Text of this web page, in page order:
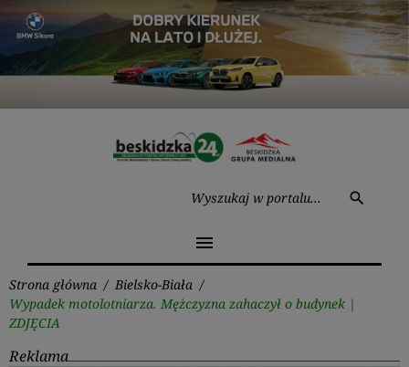
Przejdź
treści
search
menu
Strona główna / Bielsko-Biała /
Wypadek motolotniarza. Mężczyzna zahaczył o budynek |
ZDJĘCIA
Reklama